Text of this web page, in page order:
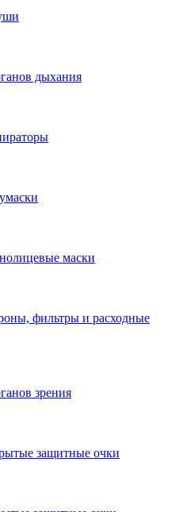
дыхания
маски
фильтры и расходные
зрения
защитные очки